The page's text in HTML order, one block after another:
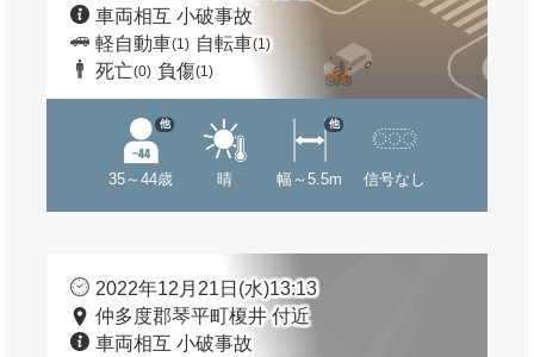
車両相互 小破事故
軽自動車(1) 自転車(1)
死亡(0) 負傷(1)
35～44歳
他
晴 幅～5.5m
他
信号なし
2022年12月21日(水)13:13
仲多度郡琴平町榎井 付近
車両相互 小破事故